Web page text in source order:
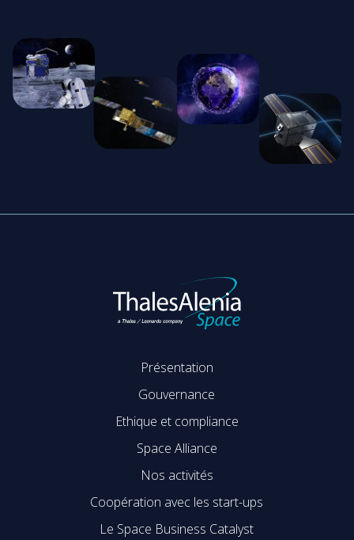
Présentation
Gouvernance
Ethique et compliance
Space Alliance
Nos activités
Coopération avec les start-ups
Le Space Business Catalyst